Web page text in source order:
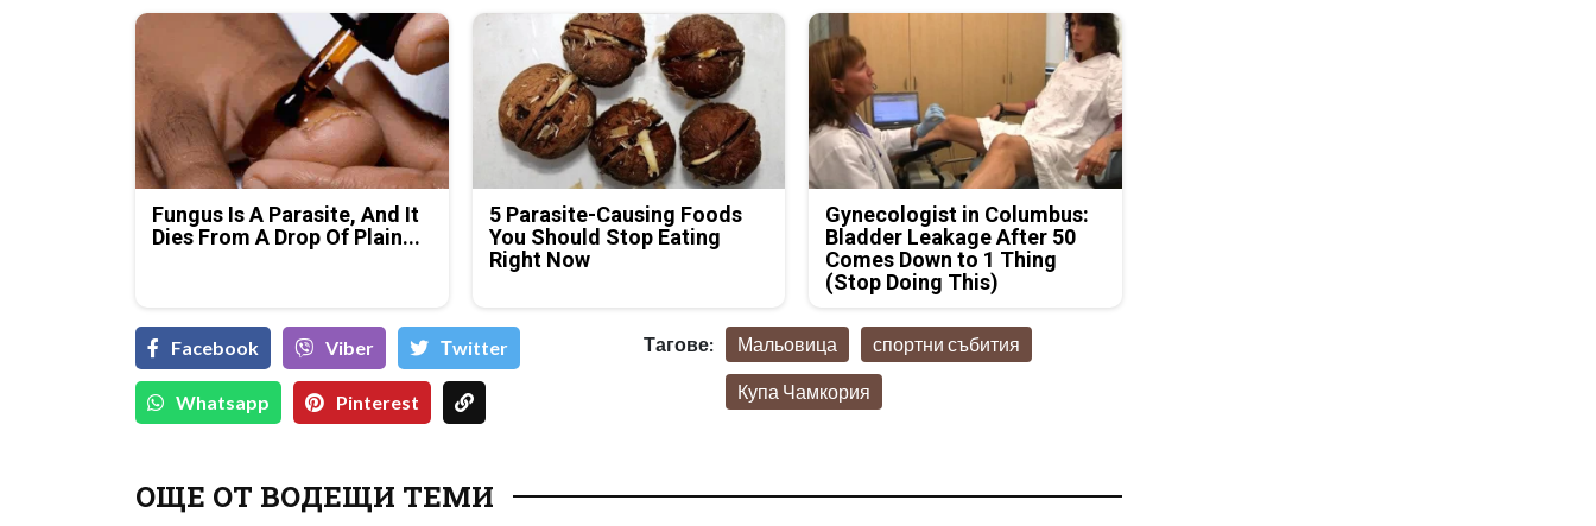
Fungus Is A Parasite, And It
Dies From A Drop Of Plain...
5 Parasite-Causing Foods
You Should Stop Eating
Right Now
Gynecologist in Columbus:
Bladder Leakage After 50
Comes Down to 1 Thing
(Stop Doing This)
Facebook Viber Тwitter
Whatsapp Pinterest
Тагове: Мальовица спортни събития
Купа Чамкория
ОЩЕ ОТ ВОДЕЩИ ТЕМИ